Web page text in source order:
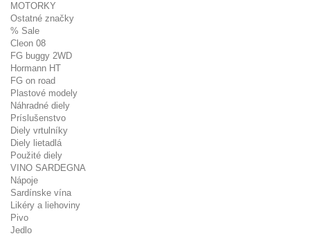
MOTORKY
Ostatné značky
% Sale
Cleon 08
FG buggy 2WD
Hormann HT
FG on road
Plastové modely
Náhradné diely
Príslušenstvo
Diely vrtulníky
Diely lietadlá
Použité diely
VINO SARDEGNA
Nápoje
Sardínske vína
Likéry a liehoviny
Pivo
Jedlo